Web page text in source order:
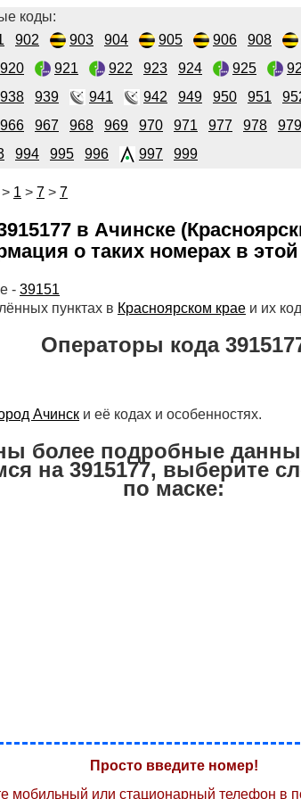
коды:
902 903 904 905 906 908
920 921 922 923 924 925
938 939 941 942 949 950 951
966 967 968 969 970 971 977 978 979
994 995 996 997 999
> 1 > 7 > 7
в Ачинске
о таких номерах в этой
- 39151
пунктах в Красноярском крае и их
Операторы кода
Ачинск и её кодах и особенностях.
более подробные
на 3915177, выберите
по маске:
Просто введите номер!
мобильный или стационарный телефон в